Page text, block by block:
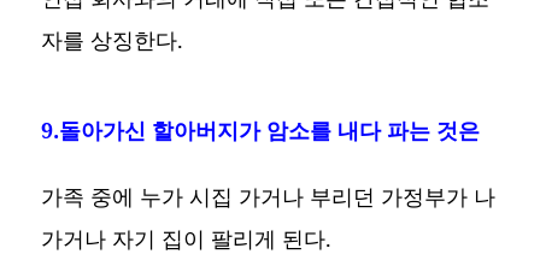
자를 상징한다.
9.돌아가신 할아버지가 암소를 내다 파는 것은
가족 중에 누가 시집 가거나 부리던 가정부가 나
가거나 자기 집이 팔리게 된다.